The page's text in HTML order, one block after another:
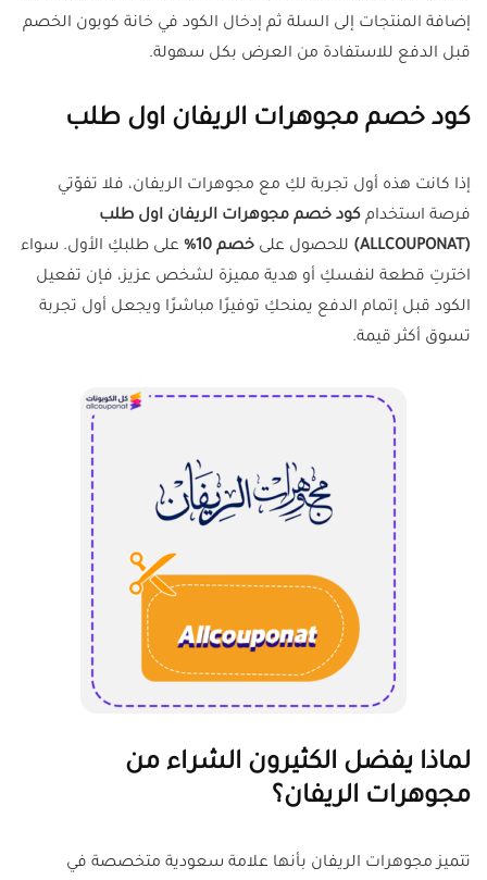
إضافة المنتجات إلى السلة ثم إدخال الكود في خانة كوبون الخصم
قبل الدفع للاستفادة من العرض بكل سهولة.
كود خصم مجوهرات الريفان اول طلب
إذا كانت هذه أول تجربة لكِ مع مجوهرات الريفان، فلا تفوّتي
فرصة استخدام كود خصم مجوهرات الريفان اول طلب
(ALLCOUPONAT)
للحصول على خصم 10%
على طلبكِ الأول. سواء
اخترتِ قطعة لنفسكِ أو هدية مميزة لشخص عزيز، فإن تفعيل
الكود قبل إتمام الدفع يمنحكِ توفيرًا مباشرًا ويجعل أول تجربة
تسوق أكثر قيمة.
لماذا يفضل الكثيرون الشراء من
مجوهرات الريفان؟
تتميز مجوهرات الريفان بأنها علامة سعودية متخصصة في